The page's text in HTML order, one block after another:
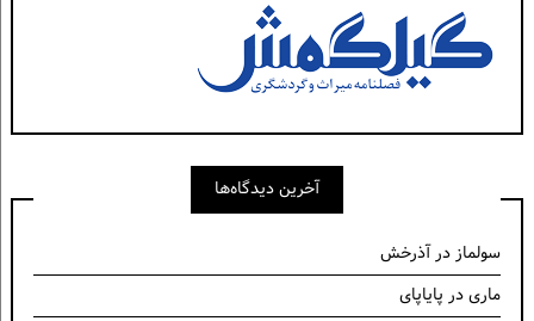
آخرین دیدگاه‌ها
سولمازدرآذرخش
ماریدر پایاپای